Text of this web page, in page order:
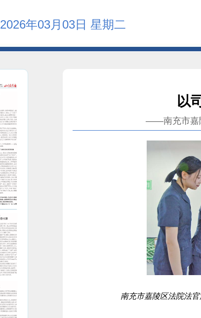
2026年03月03日 星期二
以
——南充市嘉
南充市嘉陵区法院法